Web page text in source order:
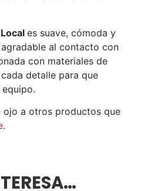
es suave, cómoda y
al contacto con
con materiales de
detalle para que
ojo a otros productos que
.